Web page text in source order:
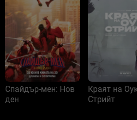
Спайдър-мен: Нов
ден
Краят на
Стрийт